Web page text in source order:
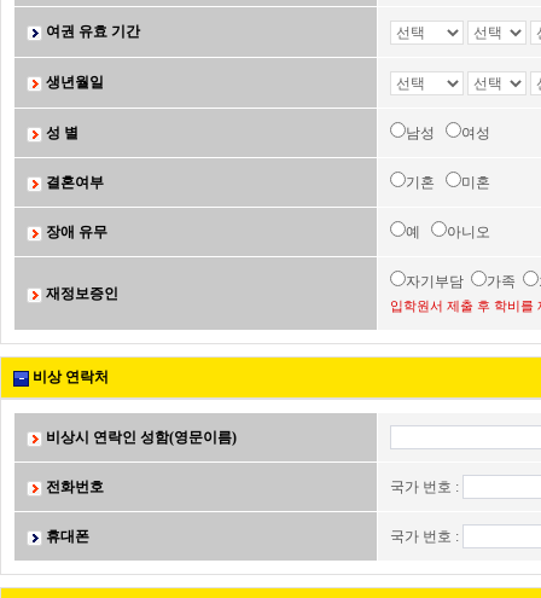
여권 유효 기간
생년월일
성 별 남성 여성
결혼여부 기혼 미혼
장애 유무 예 아니오
재정보증인
자기부담 가족
입학원서 제출 후 학비를
비상 연락처
비상시 연락인 성함(영문이름)
전화번호 국가 번호 :
휴대폰 국가 번호 :